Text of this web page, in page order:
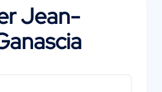
Jean-